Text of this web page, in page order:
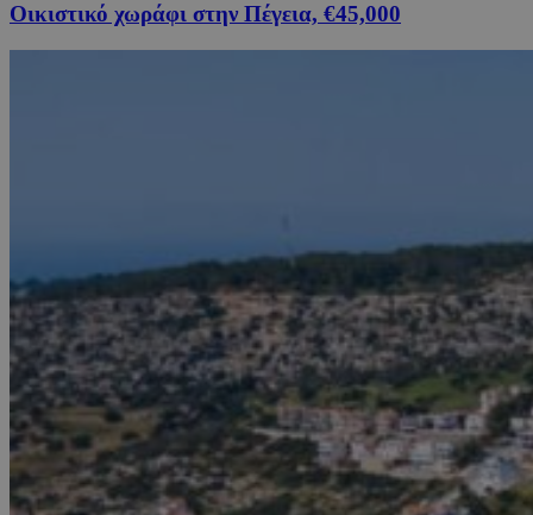
Οικιστικό χωράφι στην Πέγεια, €45,000